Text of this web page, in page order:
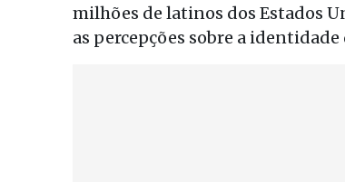
milhões de latinos dos Estados
as percepções sobre a